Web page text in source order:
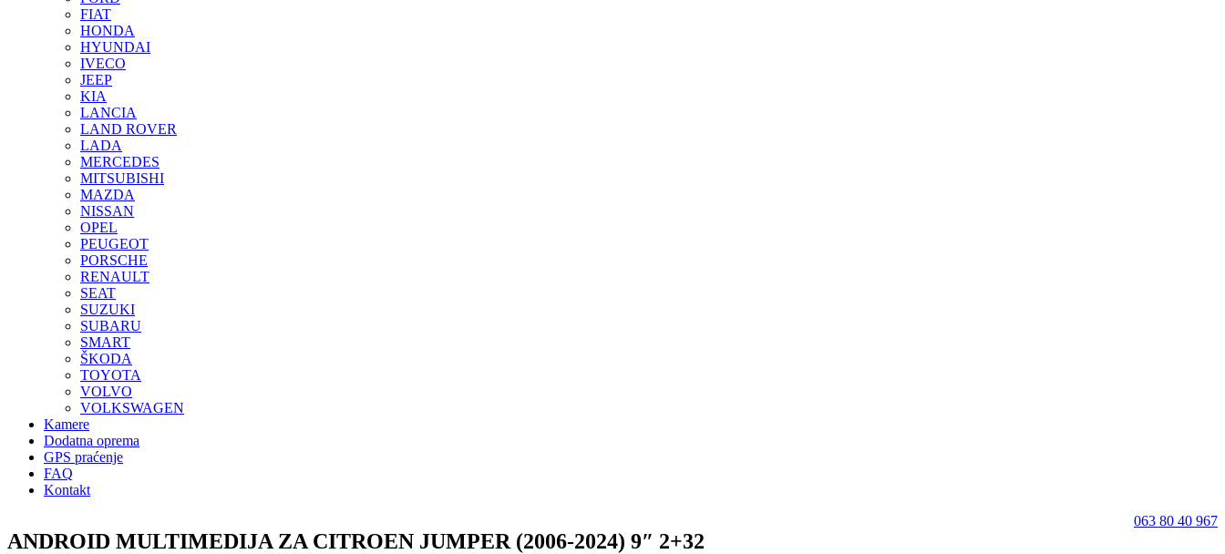
FIAT
HONDA
HYUNDAI
IVECO
JEEP
KIA
LANCIA
LAND ROVER
LADA
MERCEDES
MITSUBISHI
MAZDA
NISSAN
OPEL
PEUGEOT
PORSCHE
RENAULT
SEAT
SUZUKI
SUBARU
SMART
ŠKODA
TOYOTA
VOLVO
VOLKSWAGEN
Kamere
Dodatna oprema
GPS praćenje
FAQ
Kontakt
063 80 40 967
ANDROID MULTIMEDIJA ZA CITROEN JUMPER (2006-2024) 9″ 2+32